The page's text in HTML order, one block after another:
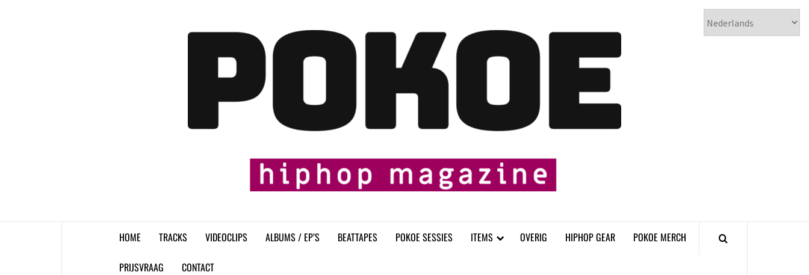
𝗣𝗢𝗞𝗢𝗘
HOME TRACKS VIDEOCLIPS ALBUMS / EP’S BEATTAPES POKOE SESSIES ITEMS OVERIG HIPHOP GEAR POKOE MERCH
PRIJSVRAAG CONTACT